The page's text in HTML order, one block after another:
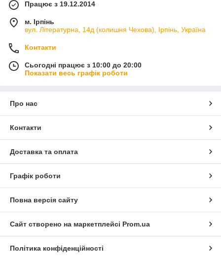
Працює з 19.12.2014
м. Ірпінь
вул. Літературна, 14д (колишня Чехова), Ірпінь, Україна
Контакти
Сьогодні працює з 10:00 до 20:00
Показати весь графік роботи
Про нас
Контакти
Доставка та оплата
Графік роботи
Повна версія сайту
Сайт створено на маркетплейсі Prom.ua
Політика конфіденційності